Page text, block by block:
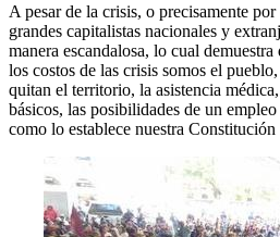
A pesar de la crisis, o precisamente
grandes capitalistas nacionales y
manera escandalosa, lo cual
los costos de las crisis somos el
quitan el territorio, la asistencia
básicos, las posibilidades de un
como lo establece nuestra